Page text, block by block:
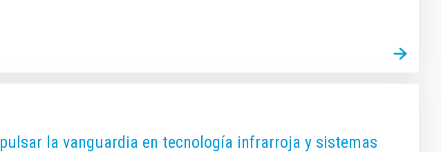
la vanguardia en tecnología infrarroja y sistemas